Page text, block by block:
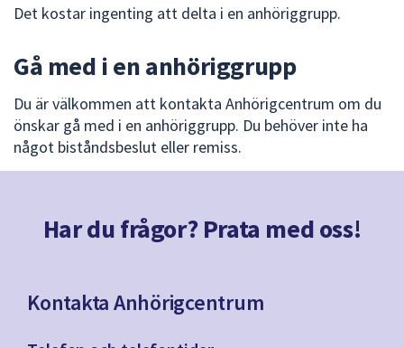
Det kostar ingenting att delta i en anhöriggrupp.
Gå med i en anhöriggrupp
Du är välkommen att kontakta Anhörigcentrum om du
önskar gå med i en anhöriggrupp. Du behöver inte ha
något biståndsbeslut eller remiss.
Har du frågor? Prata med oss!
Kontakta Anhörigcentrum